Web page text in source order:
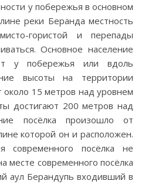
у побережья в основном
реки Беранда местность
гористой и перепады
Основное население
у побережья или вдоль
высоты на территории
около 15 метров над уровнем
достигают 200 метров над
посёлка произошло от
которой он и расположен.
современного посёлка не
месте современного посёлка
аул Берандупь входивший в